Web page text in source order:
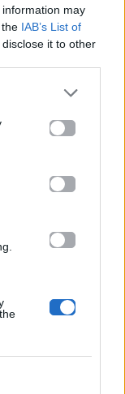
information may
IAB’s List of
it to other